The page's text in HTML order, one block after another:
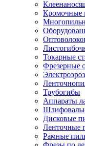
Кромочные
Токарные
Фрезерные
Трубогибы
Аппараты
Дисковые
Ленточные
Рамные